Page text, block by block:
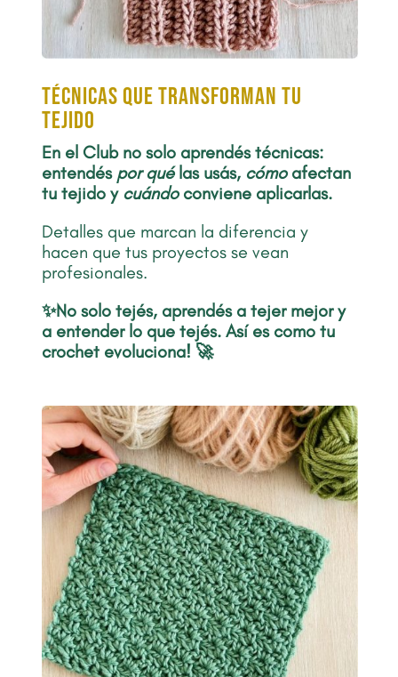
Técnicas que transforman tu
tejido
En el Club no solo aprendés técnicas:
entendés por quélas usás, cómoafectan
tu tejido y cuándoconviene aplicarlas.
Detalles que marcan la diferencia y
hacen que tus proyectos se vean
profesionales.
✨No solo tejés, aprendés a tejer mejor y
a entender lo que tejés. Así es comotu
crochet evoluciona! 🚀